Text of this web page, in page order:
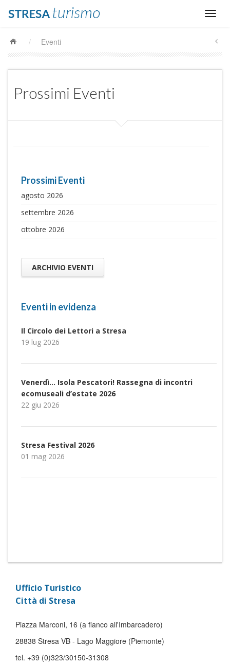
/ Eventi
Prossimi Eventi
Prossimi Eventi
agosto 2026
settembre 2026
ottobre 2026
ARCHIVIO EVENTI
Eventi in evidenza
Il Circolo dei Lettori a Stresa
19 lug 2026
Venerdì… Isola Pescatori! Rassegna di incontri
ecomuseali d’estate 2026
22 giu 2026
Stresa Festival 2026
01 mag 2026
Ufficio Turistico
Città di Stresa
Piazza Marconi, 16 (a fianco all'Imbarcadero)
28838 Stresa VB - Lago Maggiore (Piemonte)
tel. +39 (0)323/30150-31308